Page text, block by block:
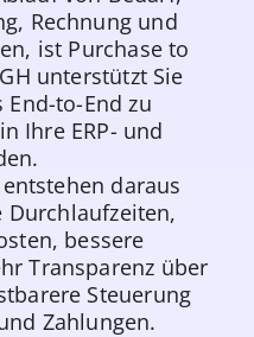
Rechnung und
ist Purchase to
unterstützt Sie
End-to-End zu
Ihre ERP- und
daraus
Durchlaufzeiten,
bessere
Transparenz über
Steuerung
Zahlungen.